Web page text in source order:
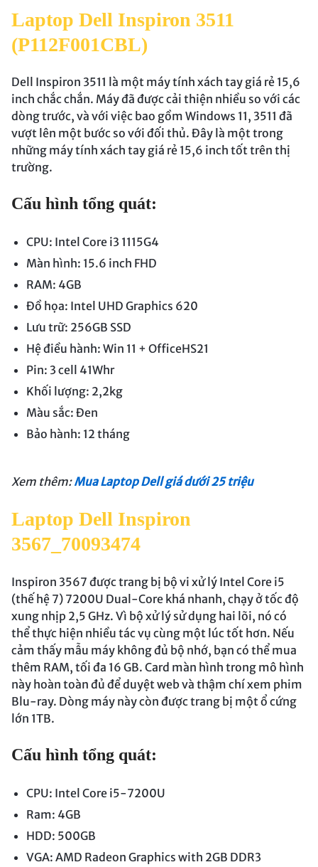
Laptop Dell Inspiron 3511
(P112F001CBL)
Dell Inspiron 3511 là một máy tính xách tay giá rẻ 15,6
inch chắc chắn. Máy đã được cải thiện nhiều so với các
dòng trước, và với việc bao gồm Windows 11, 3511 đã
vượt lên một bước so với đối thủ. Đây là một trong
những máy tính xách tay giá rẻ 15,6 inch tốt trên thị
trường.
Cấu hình tổng quát:
CPU: Intel Core i3 1115G4
Màn hình: 15.6 inch FHD
RAM: 4GB
Đồ họa: Intel UHD Graphics 620
Lưu trữ: 256GB SSD
Hệ điều hành: Win 11 + OfficeHS21
Pin: 3 cell 41Whr
Khối lượng: 2,2kg
Màu sắc: Đen
Bảo hành: 12 tháng
Xem thêm:Mua Laptop Dell giá dưới 25 triệu
Laptop Dell Inspiron
3567_70093474
Inspiron 3567 được trang bị bộ vi xử lý Intel Core i5
(thế hệ 7) 7200U Dual-Core khá nhanh, chạy ở tốc độ
xung nhịp 2,5 GHz. Vì bộ xử lý sử dụng hai lõi, nó có
thể thực hiện nhiều tác vụ cùng một lúc tốt hơn. Nếu
cảm thấy mẫu máy không đủ bộ nhớ, bạn có thể mua
thêm RAM, tối đa 16 GB. Card màn hình trong mô hình
này hoàn toàn đủ để duyệt web và thậm chí xem phim
Blu-ray. Dòng máy này còn được trang bị một ổ cứng
lớn 1TB.
Cấu hình tổng quát:
CPU: Intel Core i5-7200U
Ram: 4GB
HDD: 500GB
VGA: AMD Radeon Graphics with 2GB DDR3